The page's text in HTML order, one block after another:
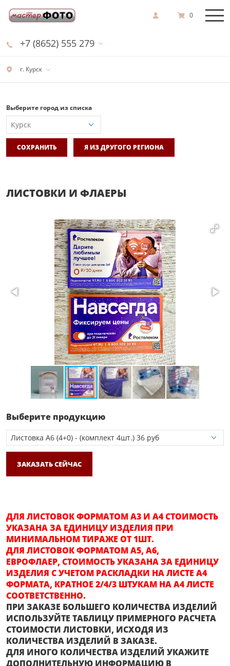
г. Курск
+7 (8652) 555 279
0
Выберите город из списка
СОХРАНИТЬ Я ИЗ ДРУГОГО РЕГИОНА
ЛИСТОВКИ И ФЛАЕРЫ
Выберите продукцию
ЗАКАЗАТЬ СЕЙЧАС
ДЛЯ ЛИСТОВОК ФОРМАТОМ А3 И А4 СТОИМОСТЬ
УКАЗАНА ЗА ЕДИНИЦУ ИЗДЕЛИЯ ПРИ
МИНИМАЛЬНОМ ТИРАЖЕ ОТ 1ШТ.
ДЛЯ ЛИСТОВОК ФОРМАТОМ А5, А6,
ЕВРОФЛАЕР, СТОИМОСТЬ УКАЗАНА ЗА ЕДИНИЦУ
ИЗДЕЛИЯ С УЧЕТОМ РАСКЛАДКИ НА ЛИСТЕ А4
ФОРМАТА, КРАТНОЕ 2/4/3 ШТУКАМ НА А4 ЛИСТЕ
СООТВЕТСТВЕННО.
ПРИ ЗАКАЗЕ БОЛЬШЕГО КОЛИЧЕСТВА ИЗДЕЛИЙ
ИСПОЛЬЗУЙТЕ ТАБЛИЦУ ПРИМЕРНОГО РАСЧЕТА
СТОИМОСТИ ЛИСТОВКИ, ИСХОДЯ ИЗ
КОЛИЧЕСТВА ИЗДЕЛИЙ В ЗАКАЗЕ.
ДЛЯ ИНОГО КОЛИЧЕСТВА ИЗДЕЛИЙ УКАЖИТЕ
ДОПОЛНИТЕЛЬНУЮ ИНФОРМАЦИЮ В